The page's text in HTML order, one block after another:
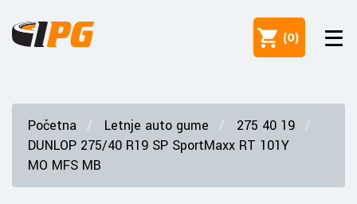
(0)
Početna Letnje auto gume
275 40 19
DUNLOP 275/40 R19 SP SportMaxx RT 101Y
MO MFS MB